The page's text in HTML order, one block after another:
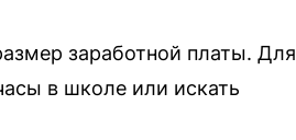
заработной платы. Для
в школе или искать